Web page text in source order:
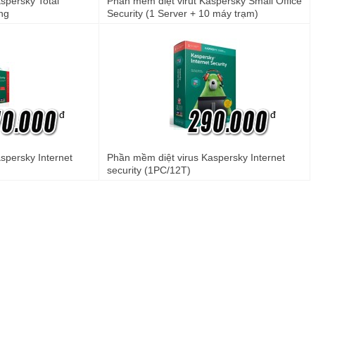
Security (1 Server + 10 máy trạm)
đ
Internet
đ
Phần mềm diệt virus Kaspersky Internet
security (1PC/12T)